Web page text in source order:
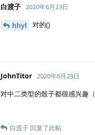
白渡子 2020年6月23日
hhyl 对的()
JohnTitor 2020年6月23日
对中二类型的骰子都很感兴趣
白渡子 回复了此帖